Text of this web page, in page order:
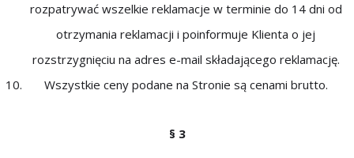
rozpatrywać wszelkie reklamacje w terminie do 14 dni od
otrzymania reklamacji i poinformuje Klienta o jej
rozstrzygnięciu na adres e-mail składającego reklamację.
Wszystkie ceny podane na Stronie są cenami brutto.
§ 3